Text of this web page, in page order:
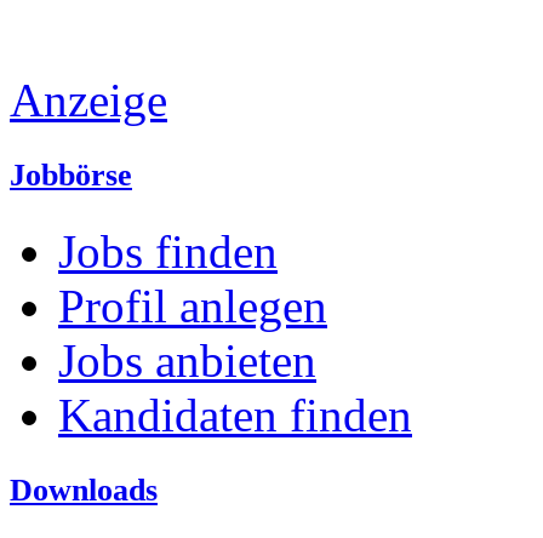
Anzeige
Jobbörse
Jobs finden
Profil anlegen
Jobs anbieten
Kandidaten finden
Downloads